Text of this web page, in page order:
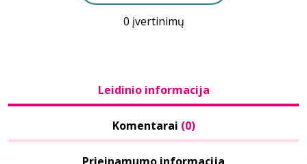
0 įvertinimų
Leidinio informacija
Komentarai (0)